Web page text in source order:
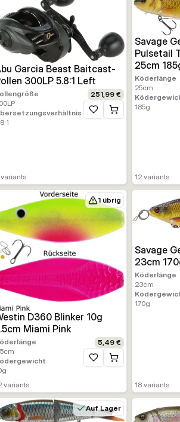
hinzufügen
Garcia Beast Baitcast-
300LP 5.8:1 Left
251,99 €
Zur Wunschliste
variants
Savage
Pulsetail
25cm
Köderlänge
25cm
185g
12variants
hinzufügen
1 übrig
D360 Blinker 10g
Miami Pink
cm
g
5,49 €
Zur Wunschliste
variants
Savage
23cm
Köderlänge
23cm
170g
18variants
Auf Lager